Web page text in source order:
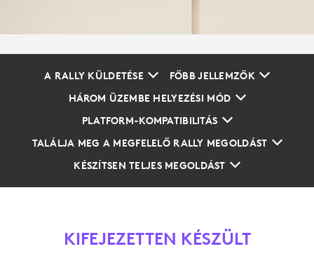
A RALLY KÜLDETÉSE
FŐBB JELLEMZŐK
HÁROM ÜZEMBE HELYEZÉSI MÓD
PLATFORM-KOMPATIBILITÁS
TALÁLJA MEG A MEGFELELŐ RALLY MEGOLDÁST
KÉSZÍTSEN TELJES MEGOLDÁST
KIFEJEZETTEN KÉSZÜLT